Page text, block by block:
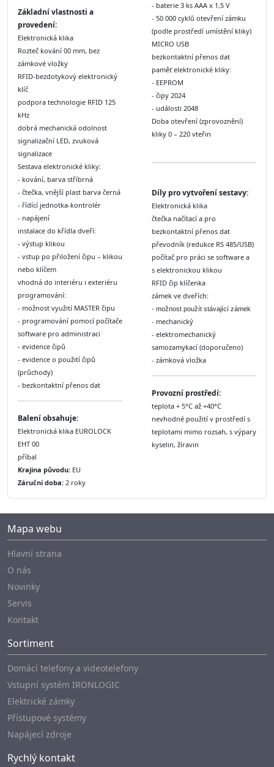
Základní vlastnosti a
provedení:
Elektronická klika
Rozteč kování 00 mm, bez
zámkové vložky
RFID-bezdotykový elektronický
klíč
podpora technologie RFID 125
kHz
dobrá mechanická odolnost
signalizační LED, zvuková
signalizace
Sestava elektronické kliky:
- kování, barva stříbrná
- čtečka, vnější plast barva černá
- řídící jednotka-kontrolér
- napájení
instalace do křídla dveří:
- výstup klikou
- vstup po přiložení čipu – klikou
nebo klíčem
vhodná do interiéru i exteriéru
programování:
- možnost využití MASTER čipu
- programování pomocí počítače
software pro administraci
- evidence čipů
- evidence o použití čipů
(průchody)
- bezkontaktní přenos dat
Balení obsahuje:
Elektronická klika EUROLOCK
EHT 00
příbal
Krajina původu: EU
Záruční doba: 2 roky
- baterie 3 ks AAA x 1,5 V
- 50 000 cyklů otevření zámku
(podle prostředí umístění kliky)
MICRO USB
bezkontaktní přenos dat
paměť elektronické kliky:
- EEPROM
- čipy 2024
- události 2048
Doba otevření (zprovoznění)
kliky 0 – 220 vteřin
Díly pro vytvoření sestavy:
Elektronická klika
čtečka načítací a pro
bezkontaktní přenos dat
převodník (redukce RS 485/USB)
počítač pro práci se software a
s elektronickou klikou
RFID čip klíčenka
zámek ve dveřích:
- možnost použít stávající zámek
- mechanický
- elektromechanický
samozamykací (doporučeno)
- zámková vložka
Provozní prostředí:
teplota + 5°C až +40°C
nevhodné použití v prostředí s
teplotami mimo rozsah, s výpary
kyselin, žíravin
Mapa webu
Hlavní strana
O nás
Novinky
Servis
Kontakt
Sortiment
Domácí telefony a videotelefony
Vstupní systém IRONLOGIC
Elektrické zámky
Přístupové systémy
Napájecí zdroje
Rychlý kontakt